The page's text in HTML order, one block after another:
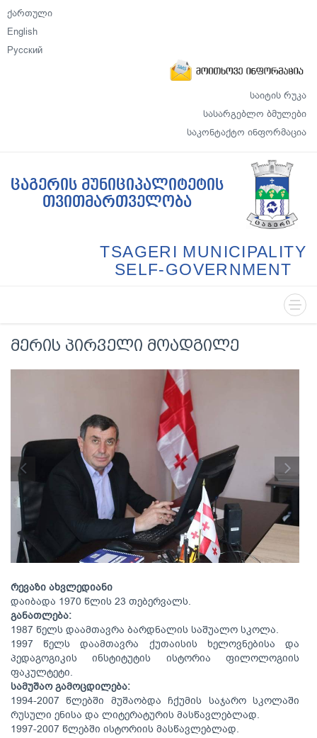
ქართული
English
Русский
საიტის რუკა
სასარგებლო ბმულები
საკონტაქტო ინფორმაცია
ცაგერის მუნიციპალიტეტის
თვითმართველობა
TSAGERI MUNICIPALITY
SELF-GOVERNMENT
მერის პირველი მოადგილე
რევაზი ახვლედიანი
დაიბადა 1970 წლის 23 თებერვალს.
განათლება:
1987 წელს დაამთავრა ბარდნალის საშუალო სკოლა.
1997 წელს დაამთავრა ქუთაისის ხელოვნებისა და
პედაგოგიკის ინსტიტუტის ისტორია ფილოლოგიის
ფაკულტეტი.
სამუშაო გამოცდილება:
1994-2007 წლებში მუშაობდა ჩქუმის საჯარო სკოლაში
რუსული ენისა და ლიტერატურის მასწავლებლად.
1997-2007 წლებში ისტორიის მასწავლებლად.